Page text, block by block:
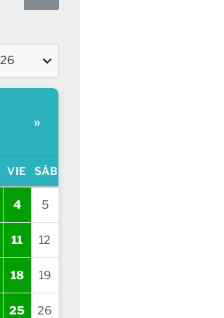
»
VIE SÁB
4 5
11 12
18 19
25 26